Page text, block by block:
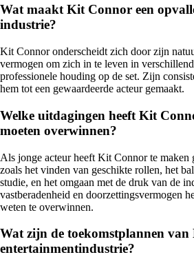
Wat maakt Kit Connor een
industrie?
Kit Connor onderscheidt zich door zijn
vermogen om zich in te leven in
professionele houding op de set. Zijn
hem tot een gewaardeerde acteur gemaakt.
Welke uitdagingen heeft Kit
moeten overwinnen?
Als jonge acteur heeft Kit Connor te maken
zoals het vinden van geschikte rollen, het
studie, en het omgaan met de druk van de
vastberadenheid en doorzettingsvermogen
weten te overwinnen.
Wat zijn de toekomstplannen
entertainmentindustrie?